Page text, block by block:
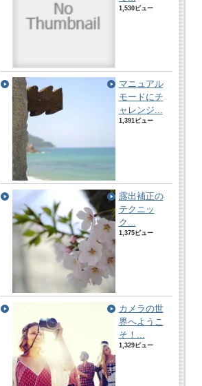
1,530ビュー
マニュアル
モードにチ
ャレンジ...
1,391ビュー
露出補正の
テクニッ
ク...
1,375ビュー
カメラの世
界へようこ
そ！...
1,329ビュー